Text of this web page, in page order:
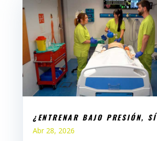
¿ENTRENAR BAJO PRESIÓN,
Abr 28, 2026